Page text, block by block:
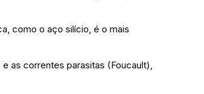
como o aço silício, é o mais
as correntes parasitas (Foucault),